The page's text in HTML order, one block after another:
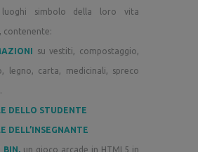
simbolo della loro vita
contenente:
su vestiti, compostaggio,
legno, carta, medicinali, spreco
DELLO STUDENTE
DELL’INSEGNANTE
un gioco arcade in HTML5 in